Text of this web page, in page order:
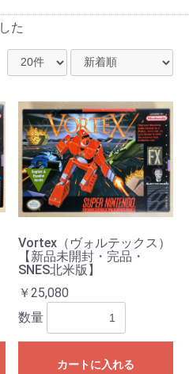
た
Vortex（ヴォルテックス）
【新品未開封・完品・
SNES北米版】
￥25,080
数量
カートに入れる